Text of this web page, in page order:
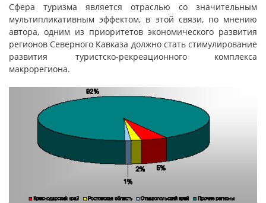
Сфера туризма является отраслью со значительным
мультипликативным эффектом, в этой связи, по мнению
автора, одним из приоритетов экономического развития
регионов Северного Кавказа должно стать стимулирование
развития туристско-рекреационного комплекса
макрорегиона.